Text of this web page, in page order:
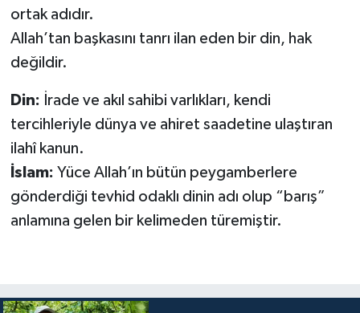
ortak adıdır.
Allah’tan başkasını tanrı ilan eden bir din, hak
değildir.
Din: İrade ve akıl sahibi varlıkları, kendi
tercihleriyle dünya ve ahiret saadetine ulaştıran
ilahî kanun.
İslam: Yüce Allah’ın bütün peygamberlere
gönderdiği tevhid odaklı dinin adı olup “barış”
anlamına gelen bir kelimeden türemiştir.
Çanakkale Müftülüğü
Çankırı Müftülüğü
Çorum Müftülüğü
Denizli Müftülüğü
Diyarbakır Müftülüğü
Düzce Müftülüğü
Podcast
Bilim, Teknoloji
Biyografiler
Diyanet TV
İhtida Haberleri